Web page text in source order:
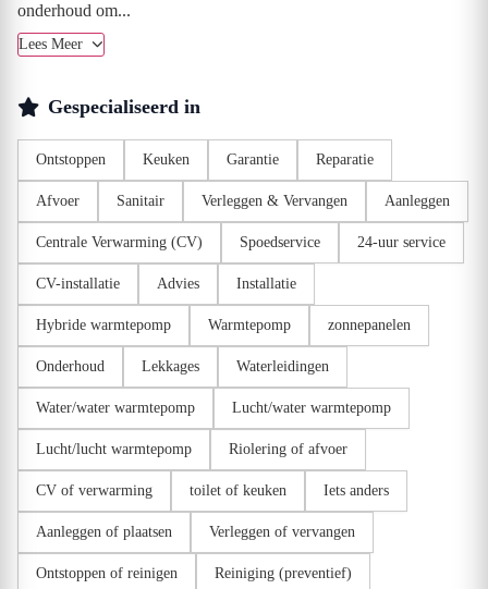
onderhoud om...
Lees Meer
Gespecialiseerd in
Ontstoppen Keuken Garantie Reparatie
Afvoer Sanitair Verleggen & Vervangen Aanleggen
Centrale Verwarming (CV) Spoedservice 24-uur service
CV-installatie Advies Installatie
Hybride warmtepomp Warmtepomp zonnepanelen
Onderhoud Lekkages Waterleidingen
Water/water warmtepomp Lucht/water warmtepomp
Lucht/lucht warmtepomp Riolering of afvoer
CV of verwarming toilet of keuken Iets anders
Aanleggen of plaatsen Verleggen of vervangen
Ontstoppen of reinigen Reiniging (preventief)